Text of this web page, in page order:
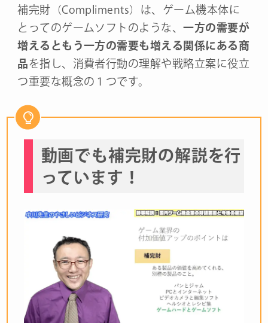
補完財（Compliments）は、ゲーム機本体に
とってのゲームソフトのような、一方の需要が
増えるともう一方の需要も増える関係にある商
品を指し、消費者行動の理解や戦略立案に役立
つ重要な概念の１つです。
動画でも補完財の解説を行
っています！